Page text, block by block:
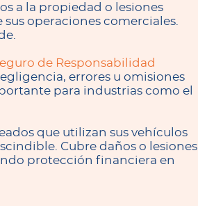
a la propiedad o lesiones
operaciones comerciales.
de Responsabilidad
errores u omisiones
para industrias como el
que utilizan sus vehículos
Cubre daños o lesiones
protección financiera en